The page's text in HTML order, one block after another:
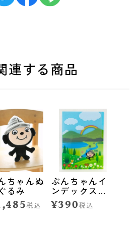
連する商品
ちゃんぬ
るみ
税込
ぶんちゃんイ
ンデックス付
きクリアファ
イル<自然>
¥390税込